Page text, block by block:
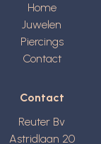
Home
Juwelen
Piercings
Contact
Contact
Reuter Bv
Astridlaan 20